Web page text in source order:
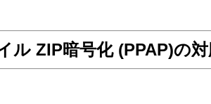
株式会社ケイティ
ル ZIP暗号化 (PPAP)の